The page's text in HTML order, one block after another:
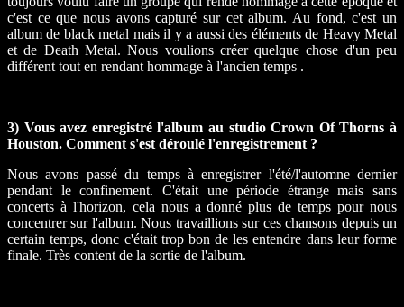
c'est ce que nous avons capturé sur cet album. Au fond, c'est un
album de black metal mais il y a aussi des éléments de Heavy Metal
et de Death Metal. Nous voulions créer quelque chose d'un peu
différent tout en rendant hommage à l'ancien temps .
3) Vous avez enregistré l'album au studio Crown Of Thorns à
Houston. Comment s'est déroulé l'enregistrement ?
Nous avons passé du temps à enregistrer l'été/l'automne dernier
pendant le confinement. C'était une période étrange mais sans
concerts à l'horizon, cela nous a donné plus de temps pour nous
concentrer sur l'album. Nous travaillions sur ces chansons depuis un
certain temps, donc c'était trop bon de les entendre dans leur forme
finale. Très content de la sortie de l'album.